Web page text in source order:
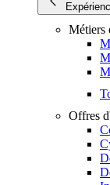
Métiers
Offres